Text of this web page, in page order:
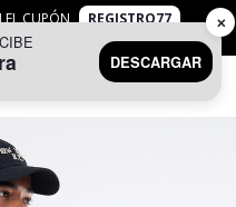
EL CUPÓN
REGISTRO77
DESCARGAR
✕